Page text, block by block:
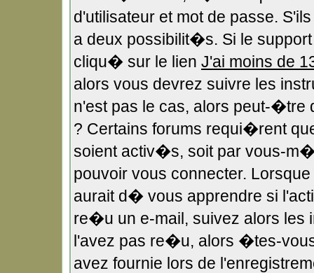
d'utilisateur et mot de passe.
a deux possibilit�s. Si le
cliqu� sur le lien J'ai moins de
alors vous devrez suivre les
n'est pas le cas, alors peut-
? Certains forums requi�rent
soient activ�s, soit par vous-
pouvoir vous connecter.
aurait d� vous apprendre si
re�u un e-mail, suivez alors les
l'avez pas re�u, alors �tes-
avez fournie lors de